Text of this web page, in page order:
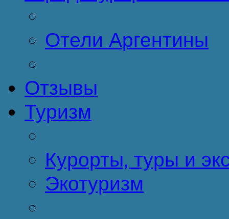
Отели Аргентины
Отзывы
Туризм
Курорты, туры и
Экотуризм